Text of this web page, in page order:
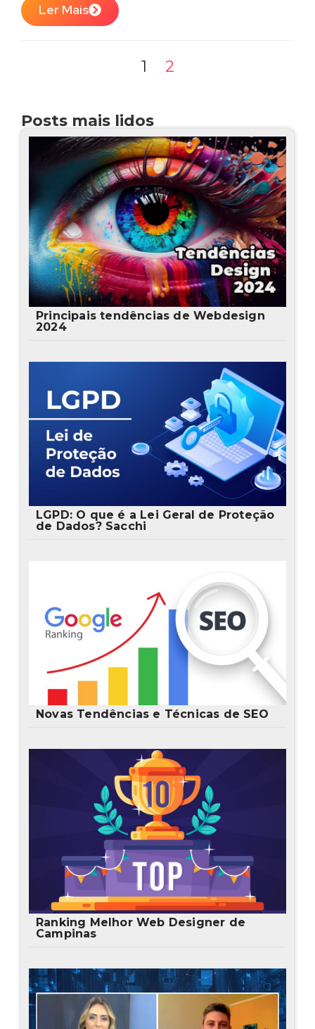
Ler Mais
1 2
Posts mais lidos
Principais tendências de Webdesign
2024
LGPD: O que é a Lei Geral de Proteção
de Dados? Sacchi
Novas Tendências e Técnicas de SEO
Ranking Melhor Web Designer de
Campinas